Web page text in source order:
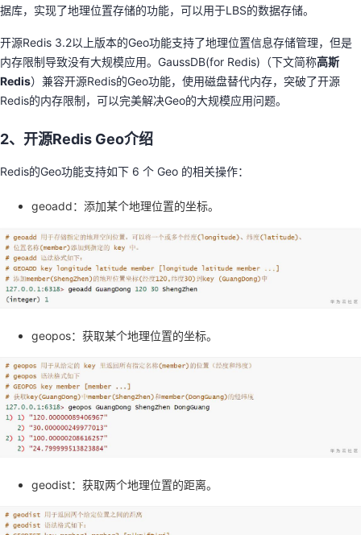
验
收
藏
议
据库，实现了地理位置存储的功能，可以用于LBS的数据存储。
开源Redis 3.2以上版本的Geo功能支持了地理位置信息存储管理，但是
内存限制导致没有大规模应用。GaussDB(for Redis)（下文简称高斯
Redis）兼容开源Redis的Geo功能，使用磁盘替代内存，突破了开源
Redis的内存限制，可以完美解决Geo的大规模应用问题。
2、开源Redis Geo介绍
Redis的Geo功能支持如下 6 个 Geo 的相关操作：
geoadd：添加某个地理位置的坐标。
geopos：获取某个地理位置的坐标。
geodist：获取两个地理位置的距离。